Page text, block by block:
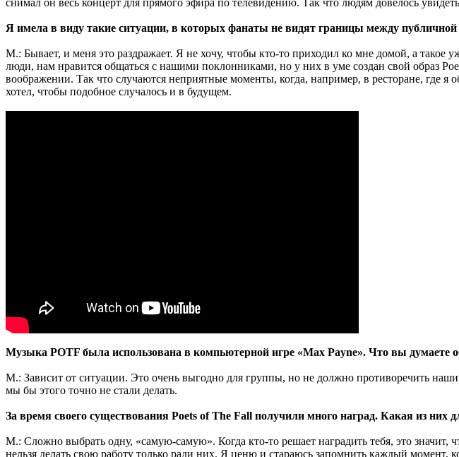
снимал он весь концерт для прямого эфира по телевидению. Так что людям довелось
Я имела в виду такие ситуации, в которых фанаты не видят границы между
М.: Бывает, и меня это раздражает. Я не хочу, чтобы кто-то приходил ко мне домой, а
люди, нам нравится общаться с нашими поклонниками, но у них в уме создан свой образ
воображении. Так что случаются неприятные моменты, когда, например, в ресторане, где
хотел, чтобы подобное случалось и в будущем.
Музыка POTF была использована в компьютерной игре «Max Payne». Что вы думаете
М.: Зависит от ситуации. Это очень выгодно для группы, но не должно противоречить
мы бы этого точно не стали делать.
За время своего существования Poets of The Fall получили много наград. Какая из них
М.: Сложно выбрать одну, «самую-самую». Когда кто-то решает наградить тебя, это
нельзя делать свою работу только ради них. Я ценю и стараюсь запомнить каждый момент,